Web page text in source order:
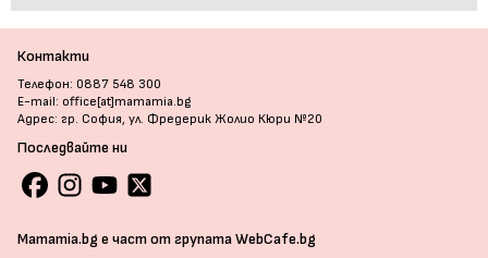
Контакти
Телефон: 0887 548 300
E-mail: office[at]mamamia.bg
Адрес: гр. София, ул. Фредерик Жолио Кюри №20
Последвайте ни
Mamamia.bg е част от групата WebCafe.bg